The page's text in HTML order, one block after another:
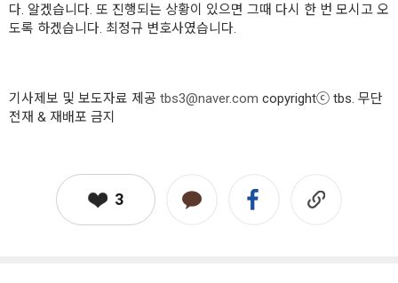
다. 알겠습니다. 또 진행되는 상황이 있으면 그때 다시 한 번 모시고 오
도록 하겠습니다. 최정규 변호사였습니다.
기사제보 및 보도자료 제공 tbs3@naver.com copyrightⓒ tbs. 무단
전재 & 재배포 금지
3